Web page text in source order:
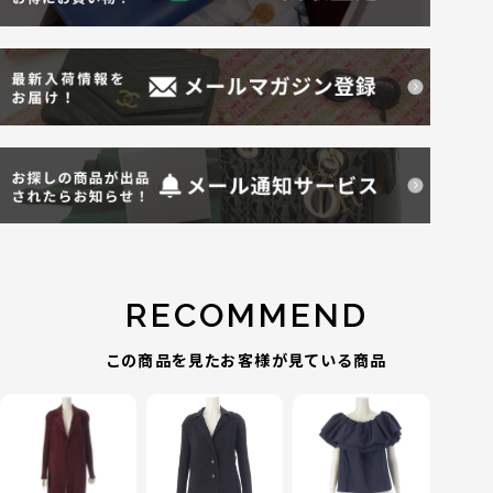
RECOMMEND
この商品を見たお客様が見ている商品